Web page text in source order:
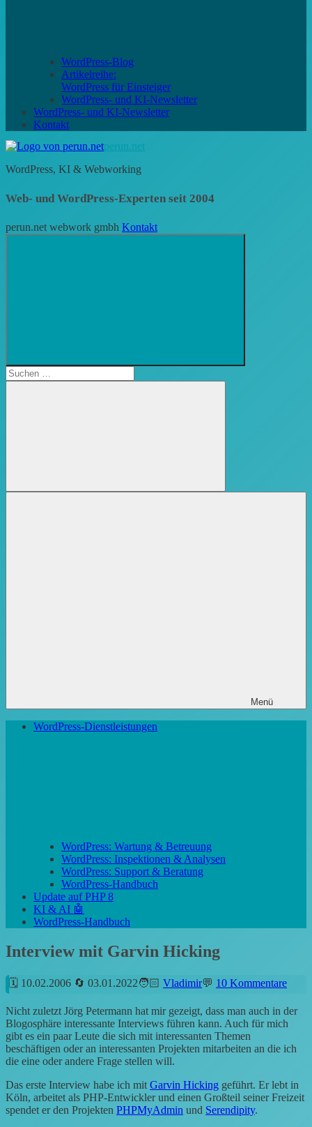
WordPress-Blog
Artikelreihe:
WordPress für Einsteiger
WordPress- und KI-Newsletter
WordPress- und KI-Newsletter
Kontakt
perun.net
WordPress, KI & Webworking
Web- und WordPress-Experten seit 2004
perun.net webwork gmbh Kontakt
öffnen
Suchen
nach:
Suchen
Menü
WordPress-Dienstleistungen
WordPress: Wartung & Betreuung
WordPress: Inspektionen & Analysen
WordPress: Support & Beratung
WordPress-Handbuch
Update auf PHP 8
KI & AI 🤖
WordPress-Handbuch
Interview mit Garvin Hicking
10.02.2006 03.01.2022 Vladimir 10 Kommentare
Nicht zuletzt Jörg Petermann hat mir gezeigt, dass man auch in der
Blogosphäre interessante Interviews führen kann. Auch für mich
gibt es ein paar Leute die sich mit interessanten Themen
beschäftigen oder an interessanten Projekten mitarbeiten an die ich
die eine oder andere Frage stellen will.
Das erste Interview habe ich mit Garvin Hicking geführt. Er lebt in
Köln, arbeitet als PHP-Entwickler und einen Großteil seiner Freizeit
spendet er den Projekten PHPMyAdmin und Serendipity.